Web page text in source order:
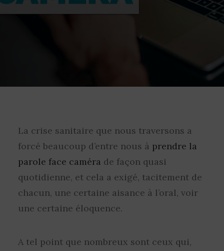
La crise sanitaire que nous traversons a
forcé beaucoup d’entre nous à prendre la
parole face caméra de façon quasi
quotidienne, et cela a exigé, tacitement de
chacun, une certaine aisance à l’oral, voir
une certaine éloquence.
A tel point que nombreux sont ceux qui,